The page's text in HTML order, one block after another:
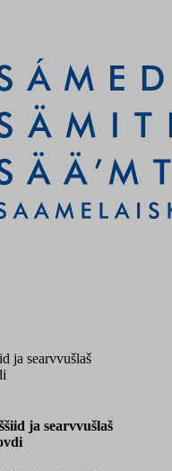
ja searvvušlaš
ja searvvušlaš